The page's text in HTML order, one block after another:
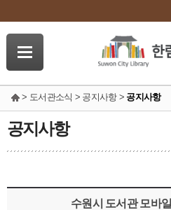
> 도서관소식 > 공지사항 > 공지사항
공지사항
수원시 도서관 모바